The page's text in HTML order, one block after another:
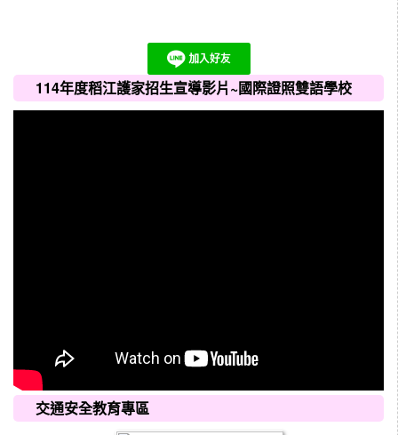
114年度稻江護家招生宣導影片~國際證照雙語學校
交通安全教育專區